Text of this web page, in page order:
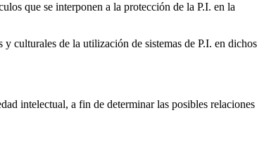
que se interponen a la protección de la P.I. en la
culturales de la utilización de sistemas de P.I. en dichos
intelectual, a fin de determinar las posibles relaciones